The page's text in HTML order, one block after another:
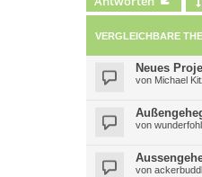
VERGLEICHBARE
Neues
von Michael
von
von